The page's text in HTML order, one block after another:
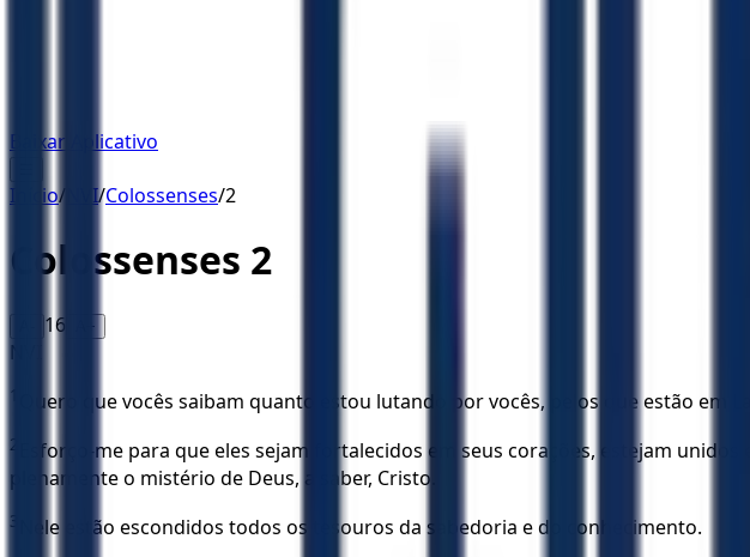
Baixar Aplicativo
Início/ NVI/Colossenses/2
Colossenses 2
16 A+
NVI
1 Quero que vocês saibam quanto estou lutando por vocês, pelos que estão em
2
Esforço-me para que eles sejam fortalecidos em seus corações, estejam
plenamente o mistério de Deus, a saber, Cristo.
3 Nele estão escondidos todos os tesouros da sabedoria e do conhecimento.